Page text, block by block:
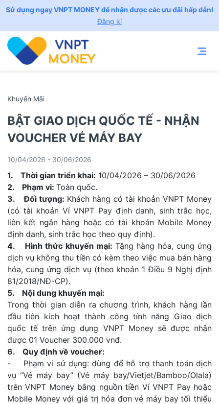
Sử dụng ngay VNPT MONEY để nhận được các ưu đãi hấp dẫn!
Đăng kí
Khuyến Mãi
BẬT GIAO DỊCH QUỐC TẾ - NHẬN
VOUCHER VÉ MÁY BAY
10/04/2026 - 30/06/2026
1. Thời gian triển khai: 10/04/2026 – 30/06/2026
2. Phạm vi: Toàn quốc.
3. Đối tượng: Khách hàng có tài khoản VNPT Money
(có tài khoản Ví VNPT Pay định danh, sinh trắc học,
liên kết ngân hàng hoặc có tài khoản Mobile Money
định danh, sinh trắc học theo quy định).
4. Hình thức khuyến mại: Tặng hàng hóa, cung ứng
dịch vụ không thu tiền có kèm theo việc mua bán hàng
hóa, cung ứng dịch vụ (theo khoản 1 Điều 9 Nghị định
81/2018/NĐ-CP).
5. Nội dung khuyến mại:
Trong thời gian diễn ra chương trình, khách hàng lần
đầu tiên kích hoạt thành công tính năng Giao dịch
quốc tế trên ứng dụng VNPT Money sẽ được nhận
được 01 Voucher 300.000 vnđ.
6. Quy định về voucher:
- Phạm vi sử dụng: dùng để hỗ trợ thanh toán dịch
vụ “Vé máy bay” (Vé máy bay/Vietjet/Bamboo/Olala)
trên VNPT Money bằng nguồn tiền Ví VNPT Pay hoặc
Mobile Money với giá trị hóa đơn vé máy bay tối thiểu